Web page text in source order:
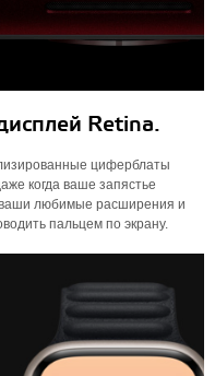
Retina.
циферблаты
когда ваше запястье
любимые расширения и
пальцем по экрану.